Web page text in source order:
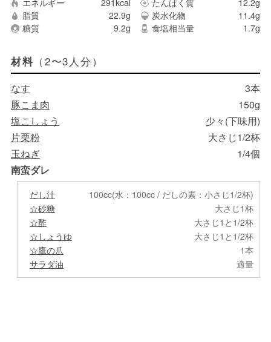
エネルギー 291kcal たんぱく質
12.2g
脂質
22.9g 炭水化物
11.4g
糖質
9.2g 食塩相当量 1.7g
材料 （2〜3人分）
なす
3本
豚こま肉
150g
塩こしょう
少々(下味用)
片栗粉
大さじ1/2杯
玉ねぎ
1/4個
南蛮ダレ
だし汁
100cc(水：100cc / だしの素：小さじ1/2杯)
☆砂糖
大さじ1杯
☆酢
大さじ1と1/2杯
☆しょうゆ
大さじ1と1/2杯
☆鷹の爪
1本
サラダ油
適量